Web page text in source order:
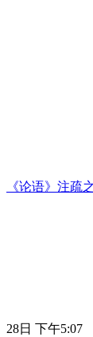
《论语》注疏
28日 下午5:07